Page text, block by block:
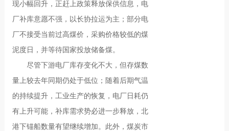
现小幅回升，正赶上政策释放保供信息，电
厂补库意愿不强，以长协拉运为主；部分电
厂不接受当前过高煤价，采购价格较低的煤
泥度日，并等待国家投放储备煤。
尽管下游电厂库存变化不大，但存煤数
量上较去年同期仍处于低位；随着后期气温
的持续提升，工业生产的恢复，电厂日耗仍
有上升可能，补库需求势必进一步释放，北
港下锚船数量有望继续增加。此外，煤炭市